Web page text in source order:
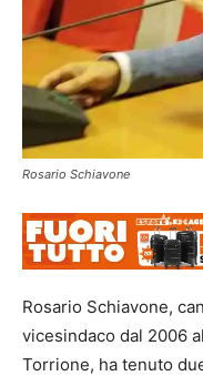
Rosario Schiavone
Rosario Schiavone,
vicesindaco dal 2006
Torrione, ha tenuto